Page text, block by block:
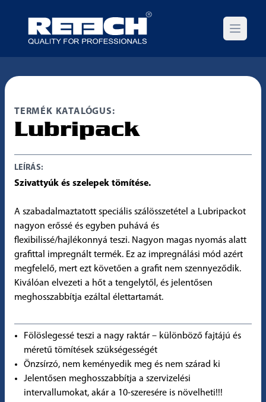
Open
TERMÉK KATALÓGUS:
Lubripack
LEÍRÁS:
Szivattyúk és szelepek tömítése.
A szabadalmaztatott speciális szálösszetétel a Lubripackot
nagyon erőssé és egyben puhává és
flexibilissé/hajlékonnyá teszi. Nagyon magas nyomás alatt
grafittal impregnált termék. Ez az impregnálási mód azért
megfelelő, mert ezt követően a grafit nem szennyeződik.
Kiválóan elvezeti a hőt a tengelytől, és jelentősen
meghosszabbítja ezáltal élettartamát.
Fölöslegessé teszi a nagy raktár – különböző fajtájú és
méretű tömítések szükségességét
Önzsírzó, nem keményedik meg és nem szárad ki
Jelentősen meghosszabbítja a szervizelési
intervallumokat, akár a 10-szeresére is növelheti!!!